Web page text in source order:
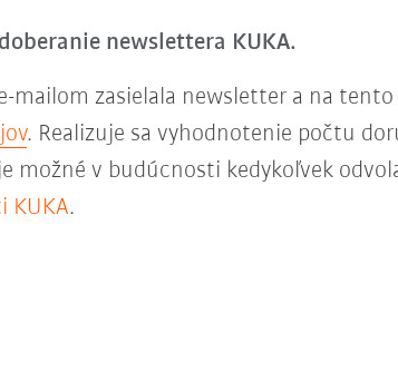
newslettera KUKA.
mailom zasielala newsletter a na tento
. Realizuje sa vyhodnotenie počtu
možné v budúcnosti kedykoľvek
KUKA.